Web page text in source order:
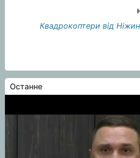
Квадрокоптери від
Останне